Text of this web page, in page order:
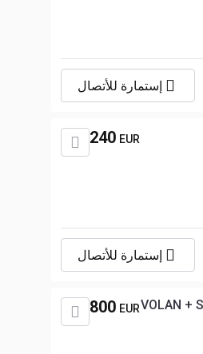
إستمارة للأتصال
240 EUR
إستمارة للأتصال
VOLAN +
800 EUR